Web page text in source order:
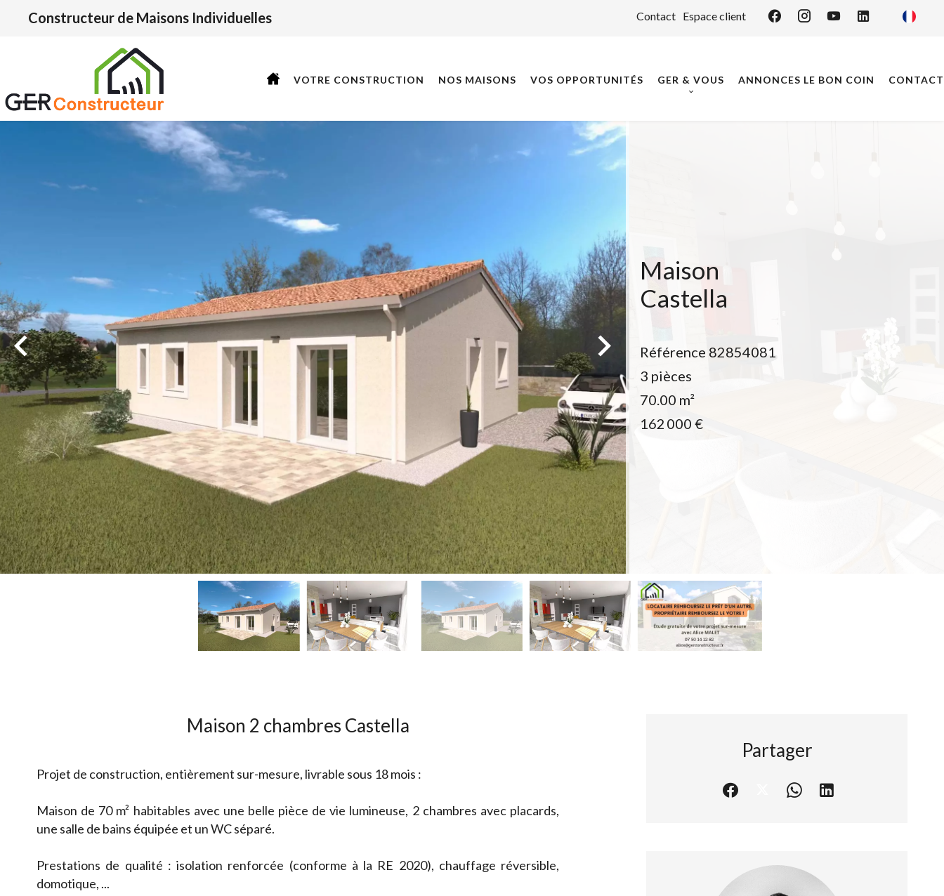
Contact Espace client
Constructeur de Maisons Individuelles
VOTRE CONSTRUCTION NOS MAISONS VOS OPPORTUNITÉS GER & VOUS ANNONCES LE BON COIN CONTACT
Maison
Castella
Référence 82854081
3 pièces
70.00 m²
162 000 €
Maison 2 chambres Castella
Projet de construction, entièrement sur-mesure, livrable sous 18 mois :
Maison de 70 m² habitables avec une belle pièce de vie lumineuse, 2 chambres avec placards,
une salle de bains équipée et un WC séparé.
Prestations de qualité : isolation renforcée (conforme à la RE 2020), chauffage réversible,
domotique, ...
Partager